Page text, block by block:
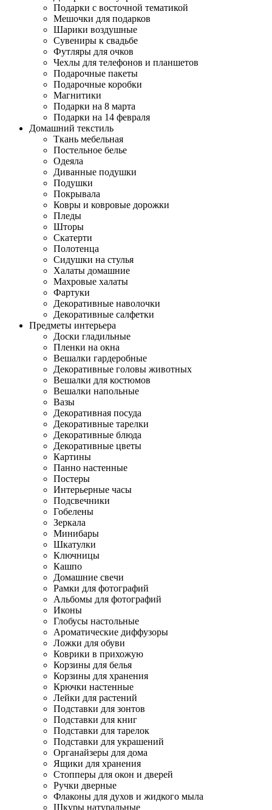
Подарки с восточной тематикой
Мешочки для подарков
Шарики воздушные
Сувениры к свадьбе
Футляры для очков
Чехлы для телефонов и планшетов
Подарочные пакеты
Подарочные коробки
Магнитики
Подарки на 8 марта
Подарки на 14 февраля
Домашний текстиль
Ткань мебельная
Постельное белье
Одеяла
Диванные подушки
Подушки
Покрывала
Ковры и ковровые дорожки
Пледы
Шторы
Скатерти
Полотенца
Сидушки на стулья
Халаты домашние
Махровые халаты
Фартуки
Декоративные наволочки
Декоративные салфетки
Предметы интерьера
Доски гладильные
Пленки на окна
Вешалки гардеробные
Декоративные головы животных
Вешалки для костюмов
Вешалки напольные
Вазы
Декоративная посуда
Декоративные тарелки
Декоративные блюда
Декоративные цветы
Картины
Панно настенные
Постеры
Интерьерные часы
Подсвечники
Гобелены
Зеркала
Минибары
Шкатулки
Ключницы
Кашпо
Домашние свечи
Рамки для фотографий
Альбомы для фотографий
Иконы
Глобусы настольные
Ароматические диффузоры
Ложки для обуви
Коврики в прихожую
Корзины для белья
Корзины для хранения
Крючки настенные
Лейки для растений
Подставки для зонтов
Подставки для книг
Подставки для тарелок
Подставки для украшений
Органайзеры для дома
Ящики для хранения
Стопперы для окон и дверей
Ручки дверные
Флаконы для духов и жидкого мыла
Шкуры натуральные